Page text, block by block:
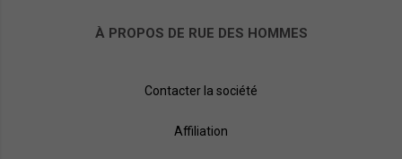
À PROPOS DE RUE DES HOMMES
Contacter la société
Affiliation